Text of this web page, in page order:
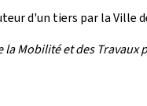
d'un tiers par la
Mobilité et des Travaux